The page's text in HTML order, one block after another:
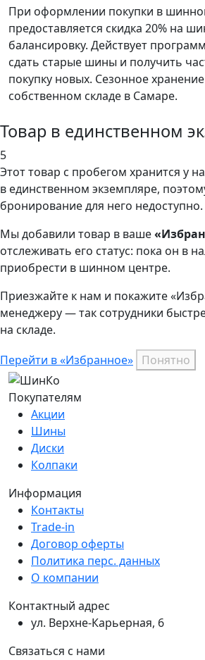
При оформлении покупки в
предоставляется скидка 20% на
балансировку. Действует
сдать старые шины и получить
покупку новых. Сезонное
собственном складе в Самаре.
Товар в единственном
5
Этот товар с пробегом хранится у
в единственном экземпляре,
бронирование для него недоступно.
Мы добавили товар в ваше
отслеживать его статус: пока он в
приобрести в шинном центре.
Приезжайте к нам и покажите
менеджеру — так сотрудники
на складе.
Перейти в «Избранное» Понятно
Покупателям
Акции
Шины
Диски
Колпаки
Информация
Контакты
Trade-in
Договор оферты
Политика перс. данных
О компании
Контактный адрес
ул. Верхне-Карьерная, 6
Связаться с нами